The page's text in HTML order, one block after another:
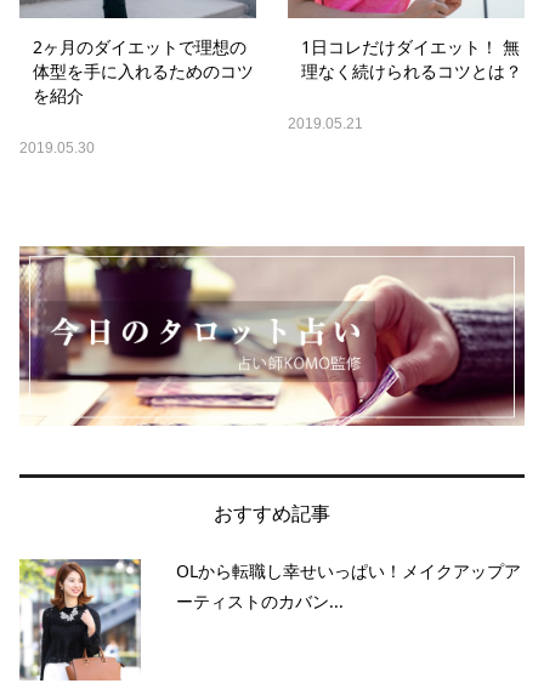
2ヶ月のダイエットで理想の
体型を手に入れるためのコツ
を紹介
2019.05.30
1日コレだけダイエット！ 無
理なく続けられるコツとは？
2019.05.21
おすすめ記事
OLから転職し幸せいっぱい！メイクアップア
ーティストのカバン...